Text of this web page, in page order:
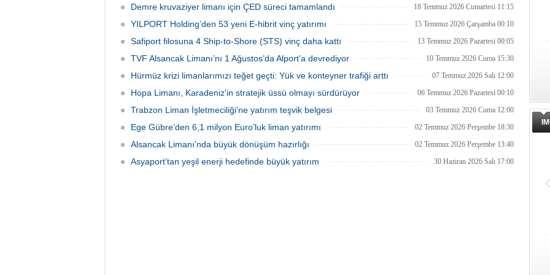
yük limanı işletmesini 1 Ağustos 2026
itibarıyla devralacağını liman
kullanıcılarına gönderdiği resmi yazıyla
Ulaştırma ve Altyapı Bakanlığı 6'ncı
çalışma başlatıldığını açıkladı.
yatırım yapıldığını, 2026’nın ilk yarısında
yüzde 36 artış yaşandığını söyledi.
Demre kruvaziyer limanı için ÇED süreci tamamlandı 18 Temmuz 2026 Cumartesi 11:15
YILPORT Holding’den 53 yeni E-hibrit vinç yatırımı 15 Temmuz 2026 Çarşamba 00:10
Safiport filosuna 4 Ship-to-Shore (STS) vinç daha kattı 13 Temmuz 2026 Pazartesi 00:05
TVF Alsancak Limanı’nı 1 Ağustos’da Alport’a devrediyor 10 Temmuz 2026 Cuma 15:30
Hürmüz krizi limanlarımızı teğet geçti: Yük ve konteyner trafiği arttı 07 Temmuz 2026 Salı 12:00
Hopa Limanı, Karadeniz'in stratejik üssü olmayı sürdürüyor 06 Temmuz 2026 Pazartesi 00:10
Trabzon Liman İşletmeciliği'ne yatırım teşvik belgesi 03 Temmuz 2026 Cuma 12:00
Ege Gübre’den 6,1 milyon Euro’luk liman yatırımı 02 Temmuz 2026 Perşembe 18:30
Alsancak Limanı'nda büyük dönüşüm hazırlığı 02 Temmuz 2026 Perşembe 13:40
Asyaport’tan yeşil enerji hedefinde büyük yatırım 30 Haziran 2026 Salı 17:00